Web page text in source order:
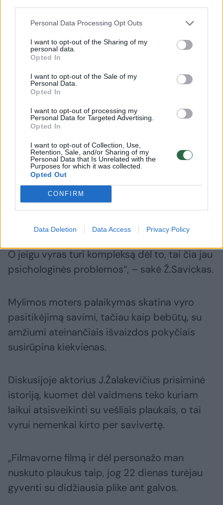
Personal Data Processing Opt Outs
I want to opt-out of the Sharing of my
personal data.
Opted In
I want to opt-out of the Sale of my
Personal Data.
Opted In
I want to opt-out of processing my
Personal Data for Targeted Advertising.
Opted In
I want to opt-out of Collection, Use,
Retention, Sale, and/or Sharing of my
Personal Data that Is Unrelated with the
Purposes for which it was collected.
Opted Out
CONFIRM
Data Deletion Data Access Privacy Policy
visuomenėje garsiai aptariamą klausimą apie
vyriško pasididžiavimo dydžio svarbą.
Kad ir kokie mitai vyrautų visuomenėje, vyrai
priėjo bendros išvados, kad svarbiausia ne
dydis, o bendras poros tarpusavio
pasitikėjimas.
„Penio dydžio svarbumas atsiranda tuomet,
kai būni su moterimi ir, manau, kiekviena
moteris susiranda savo vyrą, kuris atitinka
O jeigu vyras turi kompleksą dėl to, tai čia jau
psichologinės problemos“, – sakė Ž.Savickas.
Mylimos moters palaikymas skatina vyro
pasitikėjimą savimi, tačiau kaip bebūtų, su
amžiumi ateinančiais išvaizdos pokyčiais
susirūpina kiekvienas.
Diskusijoje aktorius J.Žalakevičius prisiminė
istoriją, kuomet dėl vaidmens teko kuriam
laikui atsisveikinti su vešliais plaukais, o tai
vyrui nemenkai kirto per savivertę.
„Filmavome filmą ir dėl personažo man
nuskuto plaukus taip, jog 22 dienas turėjau
gyventi su didžiausia plike ant galvos.